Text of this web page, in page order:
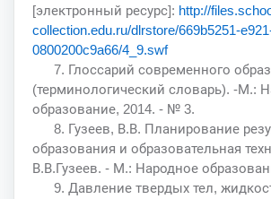
[электронный ресурс]: http://
collection.edu.ru/dlrstore/669b5251-
0800200c9a66/4_9.swf
7. Глоссарий современного
(терминологический словарь). -М.:
образование, 2014. - № 3.
8. Гузеев, В.В. Планирование
образования и образовательная
В.В.Гузеев. - М.: Народное
9. Давление твердых тел,